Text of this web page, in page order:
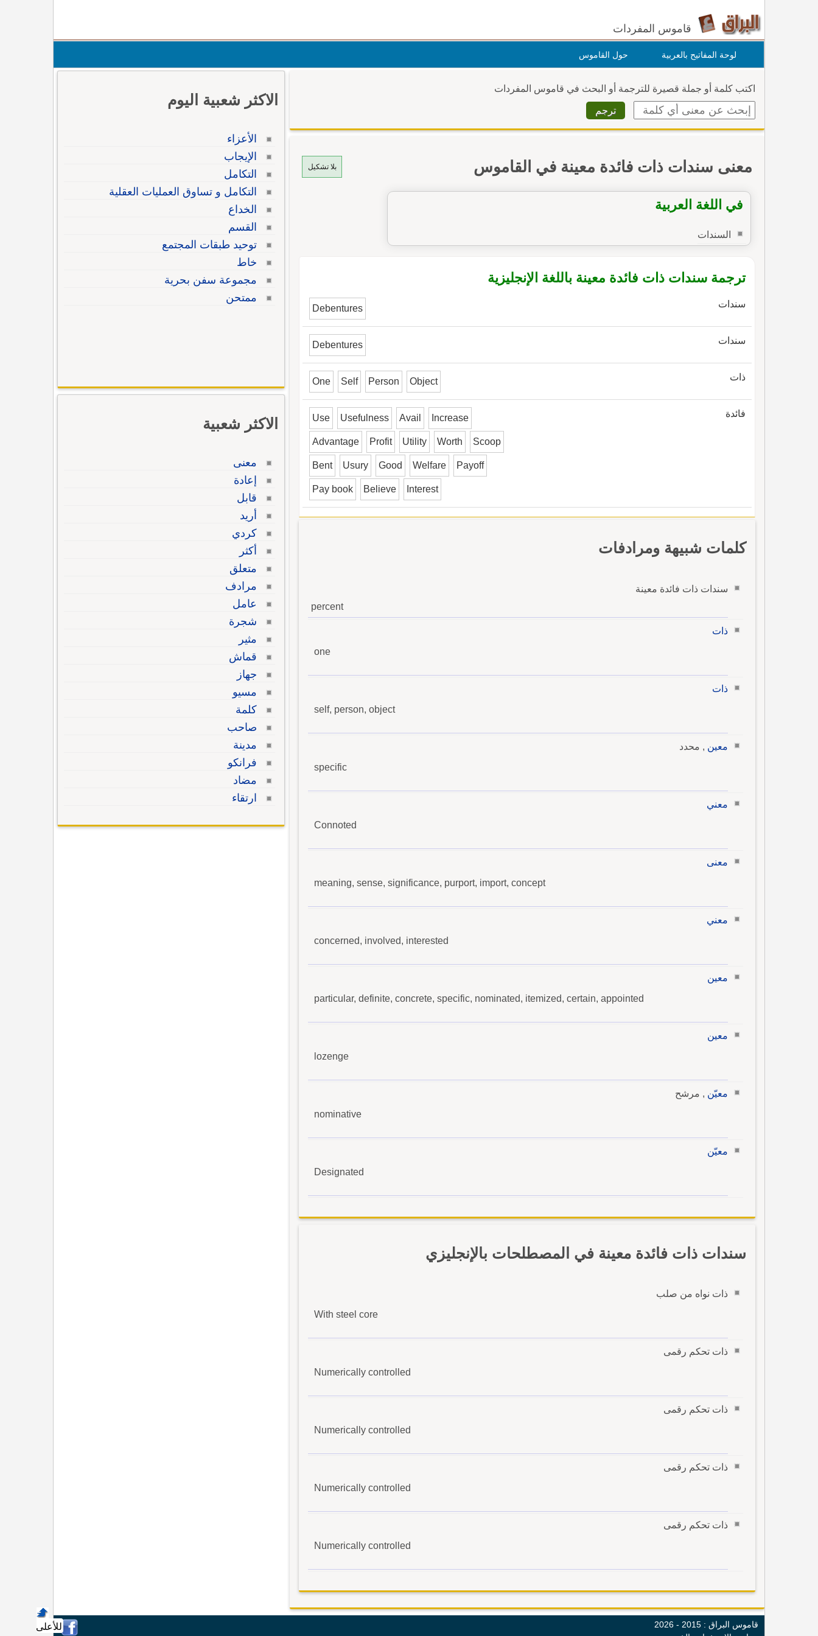
قاموس المفردات
لوحة المفاتيح بالعربية حول القاموس
اكتب كلمة أو جملة قصيرة للترجمة أو البحث في قاموس المفردات
بلا تشكيل معنى سندات ذات فائدة معينة في القاموس
في اللغة العربية
السندات
ترجمة سندات ذات فائدة معينة باللغة الإنجليزية
سندات Debentures
سندات Debentures
ذات One Self Person Object
فائدة Use Usefulness Avail Increase
Advantage Profit Utility Worth Scoop
Bent Usury Good Welfare Payoff
Pay book Believe Interest
كلمات شبيهة ومرادفات
سندات ذات فائدة معينة
percent
ذات
one
ذات
self, person, object
معين , محدد
specific
معني
Connoted
معنى
meaning, sense, significance, purport, import, concept
معني
concerned, involved, interested
معين
particular, definite, concrete, specific, nominated, itemized, certain, appointed
معين
lozenge
معيّن , مرشح
nominative
معيّن
Designated
سندات ذات فائدة معينة في المصطلحات بالإنجليزي
ذات نواه من صلب
With steel core
ذات تحكم رقمى
Numerically controlled
ذات تحكم رقمى
Numerically controlled
ذات تحكم رقمى
Numerically controlled
ذات تحكم رقمى
Numerically controlled
الاكثر شعبية اليوم
الأعزاء
الإيجاب
التكامل
التكامل و تساوق العمليات العقلية
الخداع
القسم
توحيد طبقات المجتمع
خاط
مجموعة سفن بحرية
ممتحن
الاكثر شعبية
معنى
إعادة
قابل
أريد
كردي
أكثر
متعلق
مرادف
عامل
شجرة
مثير
قماش
جهاز
مسيو
كلمة
صاحب
مدينة
فرانكو
مضاد
ارتقاء
للأعلى
قاموس البراق : 2015 - 2026